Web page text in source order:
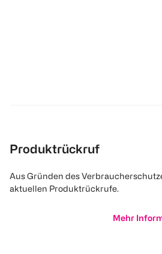
Produktrückruf
Aus Gründen des
aktuellen Produktrückrufe.
Mehr